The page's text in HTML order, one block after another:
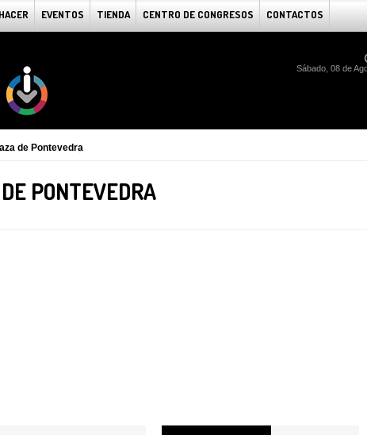
EVENTOS TIENDA CENTRO DE CONGRESOS CONTACTOS
Sábado, 08 de
de Pontevedra
PONTEVEDRA